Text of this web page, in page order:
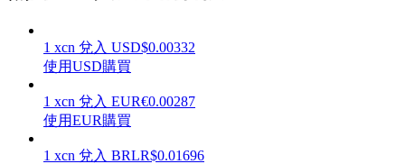
1 xcn 兌入 USD$0.00332
使用USD購買
1 xcn 兌入 EUR€0.00287
使用EUR購買
1 xcn 兌入 BRLR$0.01696